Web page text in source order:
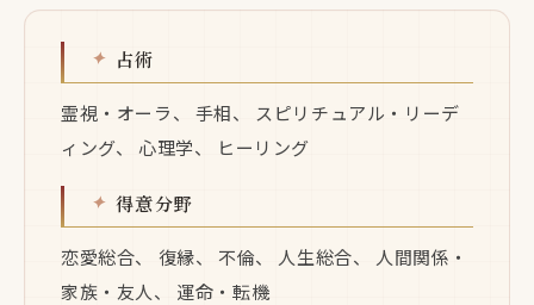
占術
霊視・オーラ、 手相、 スピリチュアル・リーデ
ィング、 心理学、 ヒーリング
得意分野
恋愛総合、 復縁、 不倫、 人生総合、 人間関係・
家族・友人、 運命・転機